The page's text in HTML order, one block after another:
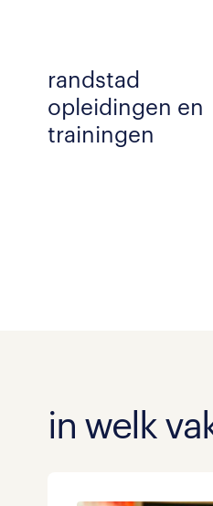
randstad
opleidingen en
trainingen
in welk